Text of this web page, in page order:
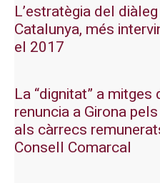
L’estratègia del
Catalunya, més
el 2017
La “dignitat” a
renuncia a Girona
als càrrecs
Consell Comarcal